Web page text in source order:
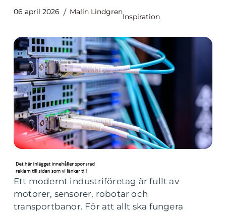
06 april 2026 Malin Lindgren
Inspiration
Ett modernt industriföretag är fullt av
motorer, sensorer, robotar och
transportbanor. För att allt ska fungera